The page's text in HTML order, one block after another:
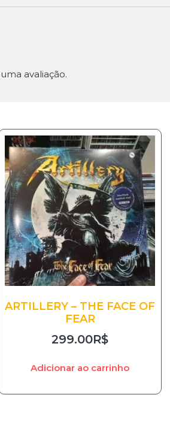
avaliação.
ARTILLERY – THE FACE OF
FEAR
299.00R$
Adicionar ao carrinho